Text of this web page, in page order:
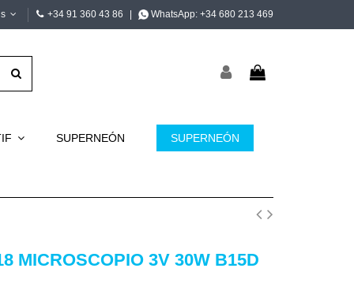
+34 91 360 43 86 WhatsApp: +34 680 213 469
SUPERNEÓN SUPERNEÓN
MICROSCOPIO 3V 30W B15D